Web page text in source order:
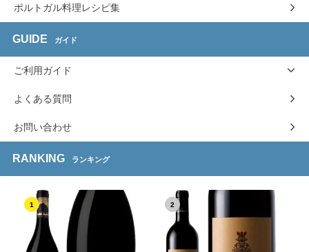
ポルトガル料理レシピ集
GUIDE ガイド
ご利用ガイド
よくある質問
お問い合わせ
RANKING ランキング
1 2